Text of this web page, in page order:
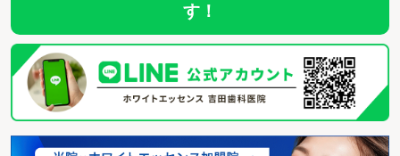
す！